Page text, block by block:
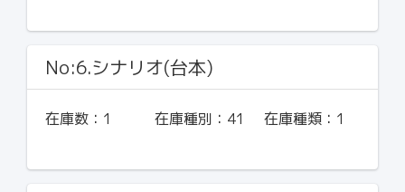
No:6.シナリオ(台本)
在庫数： 1 在庫種別： 41 在庫種類： 1